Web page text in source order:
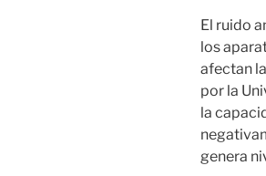
El ruido
los
afectan
por la
la
genera